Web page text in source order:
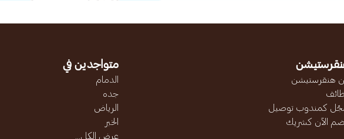
هنقرستيشن
كمندوب توصيل
الآن كشريك
متواجدين في
الدمام
جده
الرياض
الخبر
عرض الكل...